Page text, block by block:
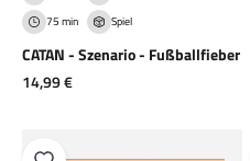
75 min
Spiel
CATAN - Szenario - Fußballfieber
Angebot
14,99 €